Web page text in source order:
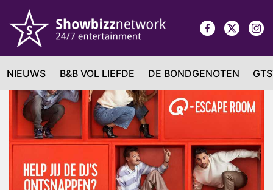
NIEUWS B&B VOL LIEFDE DE BONDGENOTEN